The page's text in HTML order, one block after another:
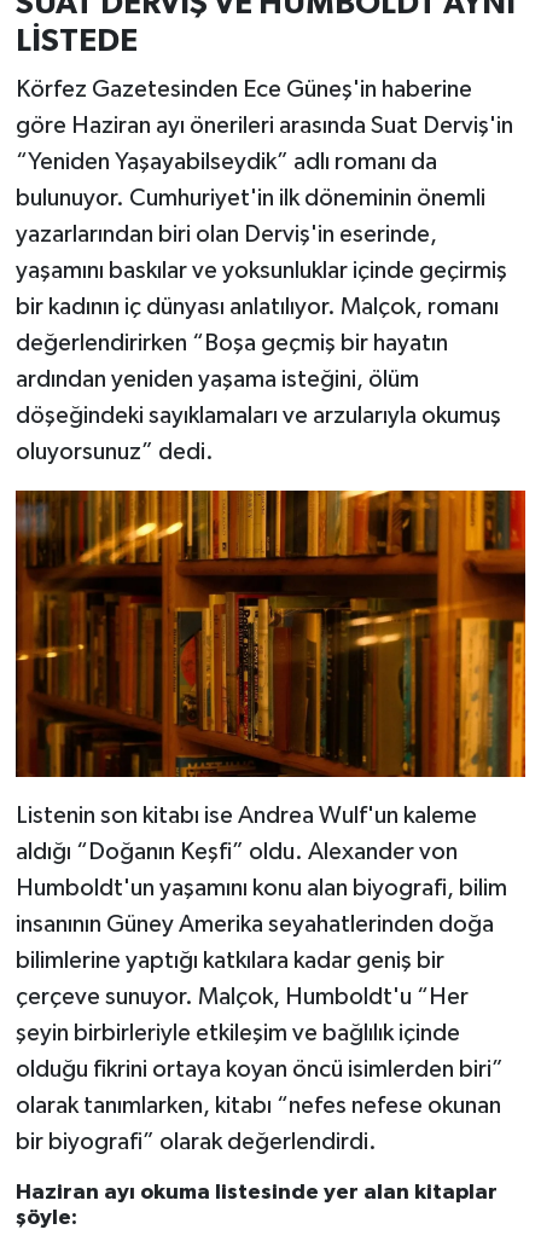
LİSTEDE
Körfez Gazetesinden Ece Güneş'in haberine
göre Haziran ayı önerileri arasında Suat Derviş'in
“Yeniden Yaşayabilseydik” adlı romanı da
bulunuyor. Cumhuriyet'in ilk döneminin önemli
yazarlarından biri olan Derviş'in eserinde,
yaşamını baskılar ve yoksunluklar içinde geçirmiş
bir kadının iç dünyası anlatılıyor. Malçok, romanı
değerlendirirken “Boşa geçmiş bir hayatın
ardından yeniden yaşama isteğini, ölüm
döşeğindeki sayıklamaları ve arzularıyla okumuş
oluyorsunuz” dedi.
Listenin son kitabı ise Andrea Wulf'un kaleme
aldığı “Doğanın Keşfi” oldu. Alexander von
Humboldt'un yaşamını konu alan biyografi, bilim
insanının Güney Amerika seyahatlerinden doğa
bilimlerine yaptığı katkılara kadar geniş bir
çerçeve sunuyor. Malçok, Humboldt'u “Her
şeyin birbirleriyle etkileşim ve bağlılık içinde
olduğu fikrini ortaya koyan öncü isimlerden biri”
olarak tanımlarken, kitabı “nefes nefese okunan
bir biyografi” olarak değerlendirdi.
Haziran ayı okuma listesinde yer alan kitaplar
şöyle: